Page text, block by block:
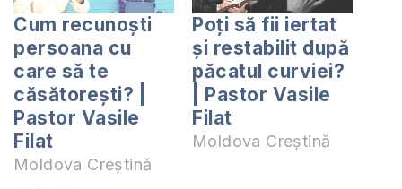
Cum recunoști
persoana cu
care să te
căsătorești? |
Pastor Vasile
Filat
Moldova Creștină
Poți să fii iertat
și restabilit după
păcatul curviei?
| Pastor Vasile
Filat
Moldova Creștină